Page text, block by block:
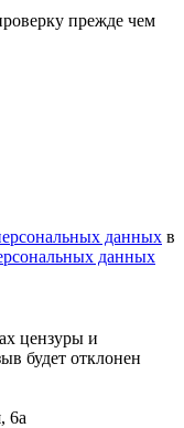
прежде чем
данных в
данных
цензуры и
будет отклонен
6а